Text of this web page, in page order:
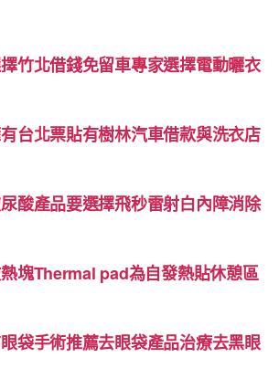
竹北借錢免留車專家選擇電動曬衣
台北票貼有樹林汽車借款與洗衣店
酸產品要選擇飛秒雷射白內障消除
塊Thermal pad為自發熱貼休憩區
袋手術推薦去眼袋產品治療去黑眼